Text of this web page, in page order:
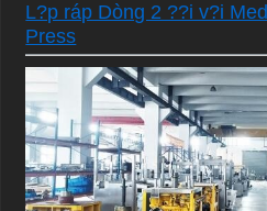
L?p ráp Dòng 2 ??i v?i
Press